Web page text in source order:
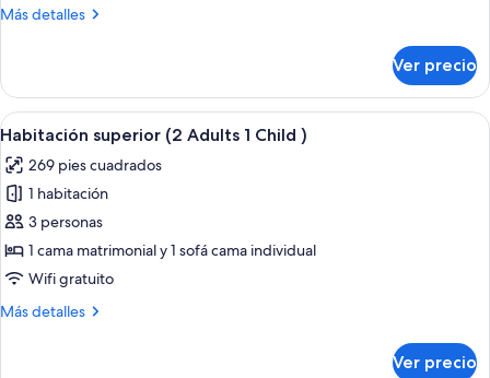
pers)
Más detalles
Más
familiar
(4
pers)
Ver precio
Abrir
todas
las
fotos
de
Habitación
superior
Adults
Una habitación de hotel moderna
5
Habitación superior (2 Adults 1 Child )
269 pies cuadrados
1 habitación
3 personas
1 cama matrimonial y 1 sofá cama individual
Wifi gratuito
Más detalles
Más
Ver precio